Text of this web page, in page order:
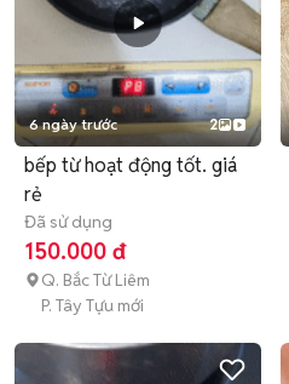
6 ngày trước 2
bếp từ hoạt động tốt. giá
rẻ
Đã sử dụng
150.000 đ
Q. Bắc Từ Liêm
P. Tây Tựu mới